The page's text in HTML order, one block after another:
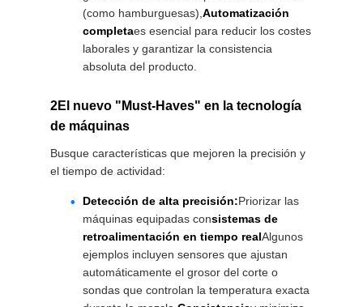
(como hamburguesas),Automatización
completaes esencial para reducir los costes
laborales y garantizar la consistencia
absoluta del producto.
2El nuevo "Must-Haves" en la tecnología
de máquinas
Busque características que mejoren la precisión y
el tiempo de actividad:
Detección de alta precisión:Priorizar las
máquinas equipadas consistemas de
retroalimentación en tiempo realAlgunos
ejemplos incluyen sensores que ajustan
automáticamente el grosor del corte o
sondas que controlan la temperatura exacta